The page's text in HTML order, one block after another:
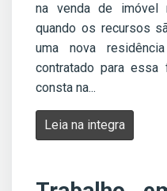
na venda de imóvel
quando os recursos
uma nova
contratado para essa
consta na...
Leia na integra